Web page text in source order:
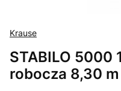
Krause
STABILO 5000
robocza 8,30 m